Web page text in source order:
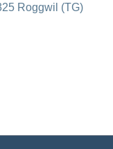
Roggwil (TG)